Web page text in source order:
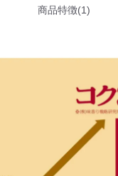
商品特徴(1)